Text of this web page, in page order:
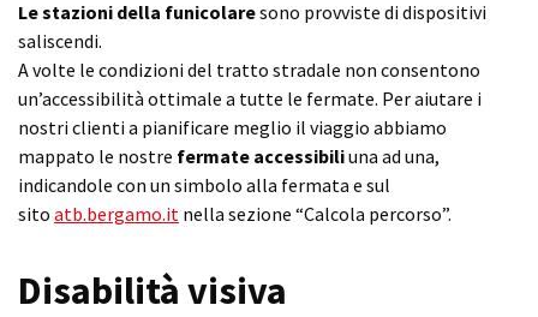
Le stazioni della funicolaresono provviste di dispositivi
saliscendi.
A volte le condizioni del tratto stradale non consentono
un’accessibilità ottimale a tutte le fermate. Per aiutare i
nostri clienti a pianificare meglio il viaggio abbiamo
mappato le nostre fermate accessibiliuna ad una,
indicandole con un simbolo alla fermata e sul
sito atb.bergamo.it nella sezione “Calcola percorso”.
Disabilità visiva